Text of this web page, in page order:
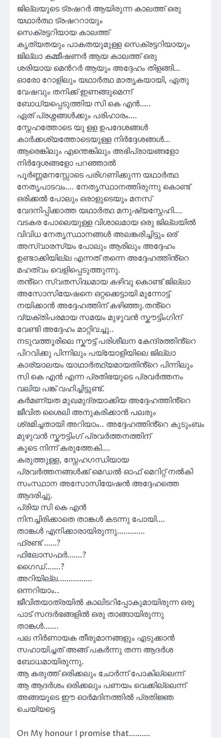
ജില്ലയുടെ ട്രഷറർ ആയിരുന്ന കാലത്ത് ഒരു
യഥാർത്ഥ ട്രഷററായും
സെക്രട്ടറിയായ കാലത്ത്
കൃത്യതയും പാകതയുമുള്ള സെക്രട്ടറിയായും
ജില്ലാ കമ്മീഷണർ ആയ കാലത്ത് ഒരു
ശരിയായ മെൻറർ ആയും അദ്ദേഹം തിളങ്ങി…
ഓരോ റോളിലും യഥാർത്ഥ മാതൃകയായി, ഏതു
വേഷവും തനിക്ക് ഇണങ്ങുമെന്ന്
ബോധ്യപ്പെടുത്തിയ സി കെ എൻ…..
ഏത് പ്രശ്നങ്ങൾക്കും പരിഹാരം….
സ്നേഹത്തോടെ യു ളള ഉപദേശങ്ങൾ
കാർക്കശ്യത്തോടെയുള്ള നിർദ്ദേശങ്ങൾ…
ആരെങ്കിലും എന്തെങ്കിലും അഭിപ്രായങ്ങളോ
നിർദ്ദേശങ്ങളോ പറഞ്ഞാൽ
പൂർണ്ണമനസ്സോടെ പരിഗണിക്കുന്ന യഥാർത്ഥ
നേതൃപാടവം…. നേതൃസ്ഥാനത്തിരുന്നു കൊണ്ട്
ഒരിക്കൽ പോലും ഒരാളുടെയും മനസ്
വേദനിപ്പിക്കാത്ത യഥാർത്ഥ മനുഷ്യസ്നേഹി….
വടകര പോലെയുള്ള വിശാലമായ ഒരു ജില്ലയിൽ
വിവിധ നേതൃസ്ഥാനങ്ങൾ അലങ്കരിച്ചിട്ടും ഒര്
അസ്വാരസ്യം പോലും ആരിലും അദ്ദേഹം
ഉണ്ടാക്കിയില്ല എന്നത് തന്നെ അദ്ദേഹത്തിൻ്റെ
മഹത്വം വെളിപ്പെടുത്തുന്നു.
തൻ്റെ സ്വതസിദ്ധമായ കഴിവു കൊണ്ട് ജില്ലാ
അസോസിയേഷനെ ഒറ്റക്കെട്ടായി മുന്നോട്ട്
നയിക്കാൻ അദ്ദേഹത്തിന് കഴിഞ്ഞു.തൻ്റെ
വ്യക്തിപരമായ സമയം മുഴുവൻ സ്കൗട്ടിംഗിന്
വേണ്ടി അദ്ദേഹം മാറ്റിവച്ചു..
നടുവത്തൂരിലെ സ്കൗട്ട് പരിശീലന കേന്ദ്രത്തിൻ്റെ
പിറവിക്കു പിന്നിലും പയ്യോളിയിലെ ജില്ലാ
കാര്യാലയം യാഥാർത്ഥ്യമായതിൻ്റെ പിന്നിലും
സി കെ എൻ എന്ന പ്രതിഭയുടെ പ്രവർത്തനം
വലിയ പങ്ക് വഹിച്ചിട്ടുണ്ട്.
കർമണ്യത മുഖമുദ്രയാക്കിയ അദ്ദേഹത്തിൻ്റെ
ജീവിത ശൈലി അനുകരിക്കാൻ പലരും
ശ്രമിച്ചതായി അറിയാം.. അദ്ദേഹത്തിൻ്റെ കുടുംബം
മുഴുവൻ സ്കൗട്ടിംഗ് പ്രവർത്തനത്തിന്
കൂടെ നിന്ന് കരുത്തേകി….
കരുത്തുള്ള, സ്നേഹഗന്ധിയായ
പ്രവർത്തനങ്ങൾക്ക് മെഡൽ ഓഫ് മെറിറ്റ് നൽകി
സംസ്ഥാന അസോസിയേഷൻ അദ്ദേഹത്തെ
ആദരിച്ചു.
പ്രിയ സി കെ എൻ
നിനച്ചിരിക്കാതെ താങ്കൾ കടന്നു പോയി….
താങ്കൾ എനിക്കാരായിരുന്നു………….
ഫ്രണ്ട് ……?
ഫിലോസഫർ…….?
ഗൈഡ്…….?
അറിയില്ല…………….
ഒന്നറിയാം..
ജീവിതയാത്രയിൽ കാലിടറിപ്പോകുമായിരുന്ന ഒരു
പാട് സന്ദർഭങ്ങളിൽ ഒരു താങ്ങായിരുന്നു
താങ്കൾ…….
പല നിർണായക തീരുമാനങ്ങളും എടുക്കാൻ
സഹായിച്ചത് അങ്ങ് പകർന്നു തന്ന ആദർശ
ബോധമായിരുന്നു.
ആ കരുത്ത് ഒരിക്കലും ചോർന്ന് പോകില്ലെന്ന്
ആ ആദർശം ഒരിക്കലും പണയം വെക്കില്ലെന്ന്
അങ്ങയുടെ ഈ ഓർമദിനത്തിൽ പ്രതിജ്ഞ
ചെയ്യട്ടെ
On My honour I promise that……….